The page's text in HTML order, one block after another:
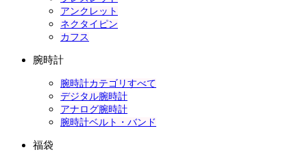
アンクレット
ネクタイピン
カフス
腕時計
腕時計カテゴリすべて
デジタル腕時計
アナログ腕時計
腕時計ベルト・バンド
福袋